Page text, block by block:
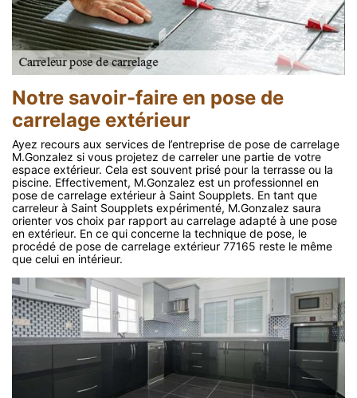
Notre savoir-faire en pose de
carrelage extérieur
Ayez recours aux services de l’entreprise de pose de carrelage
M.Gonzalez si vous projetez de carreler une partie de votre
espace extérieur. Cela est souvent prisé pour la terrasse ou la
piscine. Effectivement, M.Gonzalez est un professionnel en
pose de carrelage extérieur à Saint Soupplets. En tant que
carreleur à Saint Soupplets expérimenté, M.Gonzalez saura
orienter vos choix par rapport au carrelage adapté à une pose
en extérieur. En ce qui concerne la technique de pose, le
procédé de pose de carrelage extérieur 77165 reste le même
que celui en intérieur.